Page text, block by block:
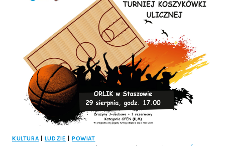
REFLEKTORÓW:
ŻÓŁTO-
CZERWONE
ŚWIĘTO
NA
KIELECKIM
RYNKU
KULTURA LUDZIE
POWIAT